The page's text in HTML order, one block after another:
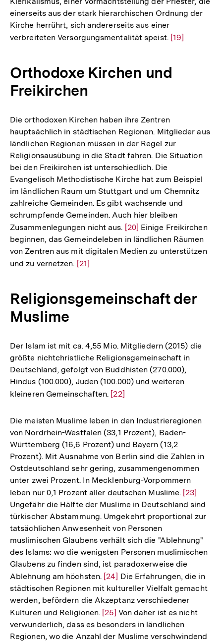
Fußnote
einerseits aus der stark hierarchischen Ordnung der
Kirche herrührt, sich andererseits aus einer
verbreiteten Versorgungsmentalität speist. Zur
[19]
Orthodoxe Kirchen und
Freikirchen
Die orthodoxen Kirchen haben ihre Zentren
hauptsächlich in städtischen Regionen. Mitglieder aus
ländlichen Regionen müssen in der Regel zur
Religionsausübung in die Stadt fahren. Die Situation
bei den Freikirchen ist unterschiedlich. Die
Evangelisch Methodistische Kirche hat zum Beispiel
im ländlichen Raum um Stuttgart und um Chemnitz
zahlreiche Gemeinden. Es gibt wachsende und
schrumpfende Gemeinden. Auch hier bleiben
Zusammenlegungen nicht aus. Zur
Auflösung
der
[20] Einige Freikirchen
beginnen, das Gemeindeleben in ländlichen Räumen
von Zentren aus mit digitalen Medien zu unterstützen
und zu vernetzen. Zur
Fußnote
[21]
Religionsgemeinschaft der
Muslime
Der Islam ist mit ca. 4,55 Mio. Mitgliedern (2015) die
größte nichtchristliche Religionsgemeinschaft in
Deutschland, gefolgt von Buddhisten (270.000),
Hindus (100.000), Juden (100.000) und weiteren
kleineren Gemeinschaften. Zur
der
Fußnote
[22]
Die meisten Muslime leben in den Industrieregionen
von Nordrhein-Westfalen (33,1 Prozent), Baden-
Württemberg (16,6 Prozent) und Bayern (13,2
Prozent). Mit Ausnahme von Berlin sind die Zahlen in
Ostdeutschland sehr gering, zusammengenommen
unter zwei Prozent. In Mecklenburg-Vorpommern
leben nur 0,1 Prozent aller deutschen Muslime. Zur
Auflösung
der
[23]
Ungefähr die Hälfte der Muslime in Deutschland sind
türkischer Abstammung. Umgekehrt proportional zur
tatsächlichen Anwesenheit von Personen
muslimischen Glaubens verhält sich die "Ablehnung"
des Islams: wo die wenigsten Personen muslimischen
Glaubens zu finden sind, ist paradoxerweise die
Ablehnung am höchsten. Zur
Auflösung
der
Fußnote
[24] Die Erfahrungen, die in
städtischen Regionen mit kultureller Vielfalt gemacht
werden, befördern die Akzeptanz verschiedener
Kulturen und Religionen. Zur
Auflösung
der
[25] Von daher ist es nicht
verwunderlich, dass es besonders in ländlichen
Regionen, wo die Anzahl der Muslime verschwindend